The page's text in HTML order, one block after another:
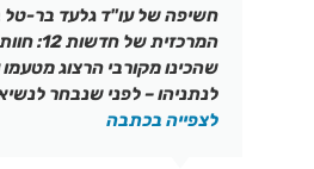
חשיפה של עו"ד גלעד בר-טל
המרכזית
שהכינו מקורבי הרצוג
לנתניהו – לפני שנבחר לנשיא
לצפייה בכתבה